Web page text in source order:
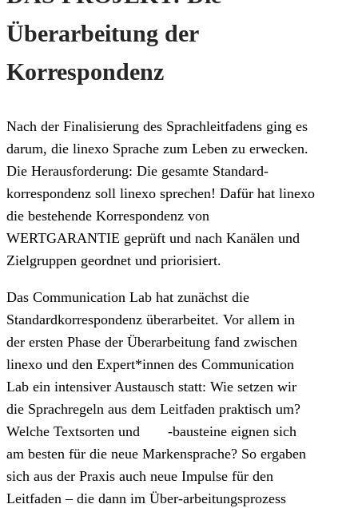
Überarbeitung der
Korrespondenz
Nach der Finalisierung des Sprachleitfadens ging es
darum, die linexo Sprache zum Leben zu erwecken.
Die Herausforderung: Die gesamte Standard-
korrespondenz soll linexo sprechen! Dafür hat linexo
die bestehende Korrespondenz von
WERTGARANTIE geprüft und nach Kanälen und
Zielgruppen geordnet und priorisiert.
Das Communication Lab hat zunächst die
Standardkorrespondenz überarbeitet. Vor allem in
der ersten Phase der Überarbeitung fand zwischen
linexo und den Expert*innen des Communication
Lab ein intensiver Austausch statt: Wie setzen wir
die Sprachregeln aus dem Leitfaden praktisch um?
Welche Textsorten und -bausteine eignen sich
am besten für die neue Markensprache? So ergaben
sich aus der Praxis auch neue Impulse für den
Leitfaden – die dann im Über-arbeitungsprozess